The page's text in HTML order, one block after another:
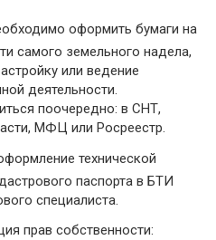
оформить бумаги на
самого земельного надела,
или ведение
деятельности.
поочередно: в СНТ,
МФЦ или Росреестр.
технической
паспорта в БТИ
специалиста.
прав собственности: